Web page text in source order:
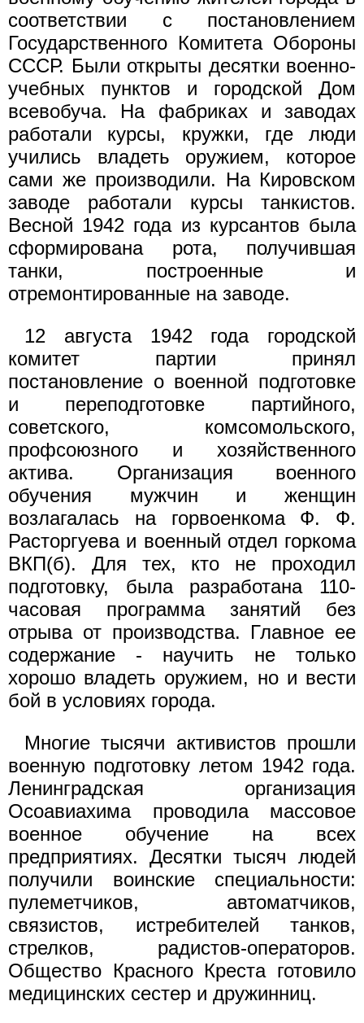
соответствии с постановлением
Государственного Комитета Обороны
СССР. Были открыты десятки военно-
учебных пунктов и городской Дом
всевобуча. На фабриках и заводах
работали курсы, кружки, где люди
учились владеть оружием, которое
сами же производили. На Кировском
заводе работали курсы танкистов.
Весной 1942 года из курсантов была
сформирована рота, получившая
танки, построенные и
отремонтированные на заводе.
12 августа 1942 года городской
комитет партии принял
постановление о военной подготовке
и переподготовке партийного,
советского, комсомольского,
профсоюзного и хозяйственного
актива. Организация военного
обучения мужчин и женщин
возлагалась на горвоенкома Ф. Ф.
Расторгуева и военный отдел горкома
ВКП(б). Для тех, кто не проходил
подготовку, была разработана 110-
часовая программа занятий без
отрыва от производства. Главное ее
содержание - научить не только
хорошо владеть оружием, но и вести
бой в условиях города.
Многие тысячи активистов прошли
военную подготовку летом 1942 года.
Ленинградская организация
Осоавиахима проводила массовое
военное обучение на всех
предприятиях. Десятки тысяч людей
получили воинские специальности:
пулеметчиков, автоматчиков,
связистов, истребителей танков,
стрелков, радистов-операторов.
Общество Красного Креста готовило
медицинских сестер и дружинниц.